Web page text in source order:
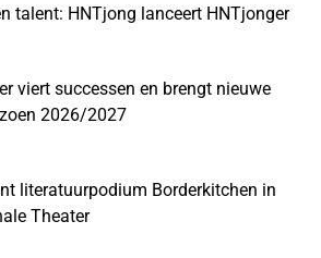
talent: HNTjong lanceert HNTjonger
viert successen en brengt nieuwe
2026/2027
literatuurpodium Borderkitchen in
Theater